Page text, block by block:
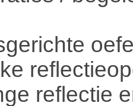
reflectie